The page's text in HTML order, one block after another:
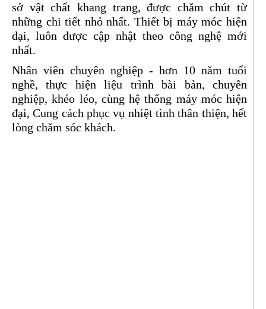
sở vật chất khang trang, được chăm chút từ
những chi tiết nhỏ nhất. Thiết bị máy móc hiện
đại, luôn được cập nhật theo công nghệ mới
nhất.
Nhân viên chuyên nghiệp - hơn 10 năm tuổi
nghề, thực hiện liệu trình bài bản, chuyên
nghiệp, khéo léo, cùng hệ thống máy móc hiện
đại, Cung cách phục vụ nhiệt tình thân thiện, hết
lòng chăm sóc khách.